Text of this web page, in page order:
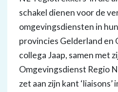
schakel dienen voor de
omgevingsdiensten in
provincies Gelderland en
collega Jaap, samen met
Omgevingsdienst Regio
zet aan zijn kant ‘liaisons’